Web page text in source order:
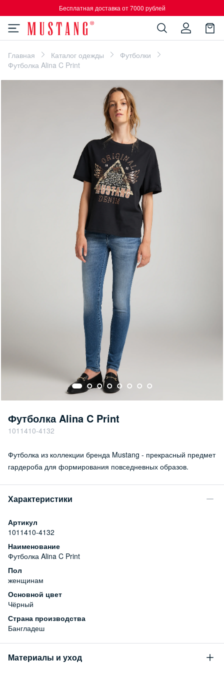
Бесплатная доставка от 7000 рублей
Главная Каталог одежды
Футболки
Футболка Alina C Print
Футболка Alina C Print
1011410-4132
Футболка из коллекции бренда Mustang - прекрасный предмет
гардероба для формирования повседневных образов.
Характеристики
Артикул
1011410-4132
Наименование
Футболка Alina C Print
Пол
женщинам
Основной цвет
Чёрный
Страна производства
Бангладеш
Материалы и уход